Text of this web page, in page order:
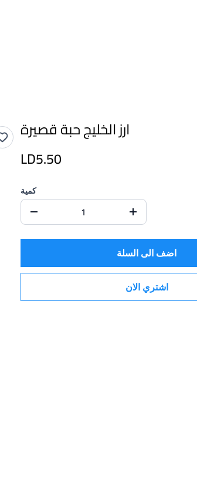
ارز الخليج حبة قصيرة
LD5.50
كمية
اضف الى السلة
اشتري الان